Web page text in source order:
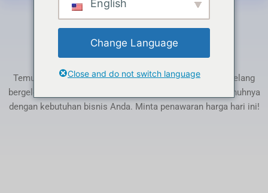
Temukan berbagai produk PTFE kami: tabung, batang, selang
bergelombang, gasket, dan film. Dapat disesuaikan sepenuhnya
dengan kebutuhan bisnis Anda. Minta penawaran harga hari ini!
English
Change Language
Close and do not switch language